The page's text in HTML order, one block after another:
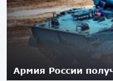
Армия России